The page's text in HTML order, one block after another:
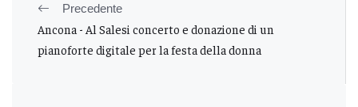
Precedente
Ancona - Al Salesi concerto e donazione di un
pianoforte digitale per la festa della donna